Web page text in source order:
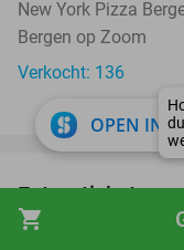
shopping_cart
New York Pizza
Bergen op Zoom
Verkocht: 136
Entreeticket
evt. snackmenu
OPEN IN